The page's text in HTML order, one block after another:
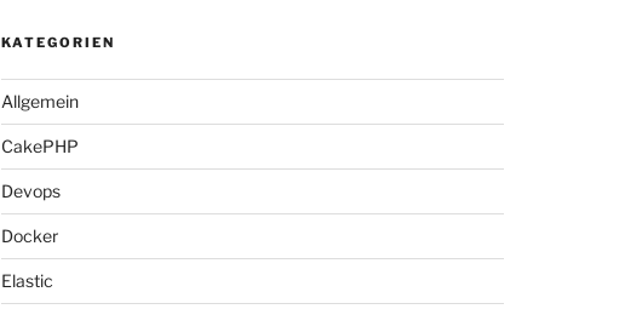
KATEGORIEN
Allgemein
CakePHP
Devops
Docker
Elastic